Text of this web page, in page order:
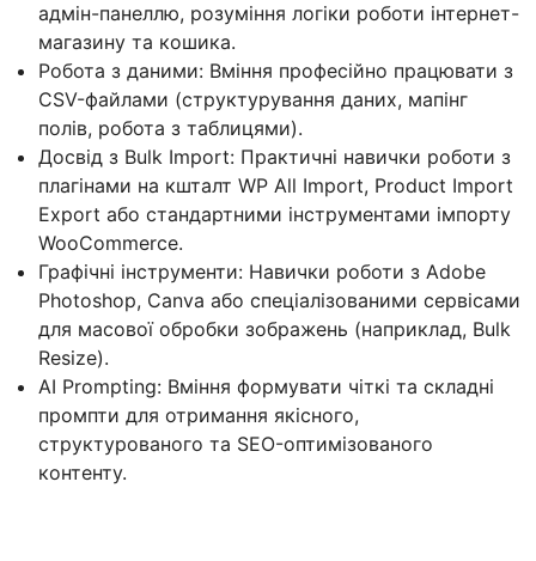
адмін-панеллю, розуміння логіки роботи інтернет-
магазину та кошика.
Робота з даними: Вміння професійно працювати з
CSV-файлами (структурування даних, мапінг
полів, робота з таблицями).
Досвід з Bulk Import: Практичні навички роботи з
плагінами на кшталт WP All Import, Product Import
Export або стандартними інструментами імпорту
WooCommerce.
Графічні інструменти: Навички роботи з Adobe
Photoshop, Canva або спеціалізованими сервісами
для масової обробки зображень (наприклад, Bulk
Resize).
AI Prompting: Вміння формувати чіткі та складні
промпти для отримання якісного,
структурованого та SEO-оптимізованого
контенту.